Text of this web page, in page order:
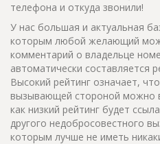
телефона и откуда звонили!
У нас большая и актуальная
которым любой желающий
комментарий о владельце
автоматически составляется
Высокий рейтинг означает,
вызывающей стороной можно
как низкий рейтинг будет
другого недобросовестного
которым лучше не иметь